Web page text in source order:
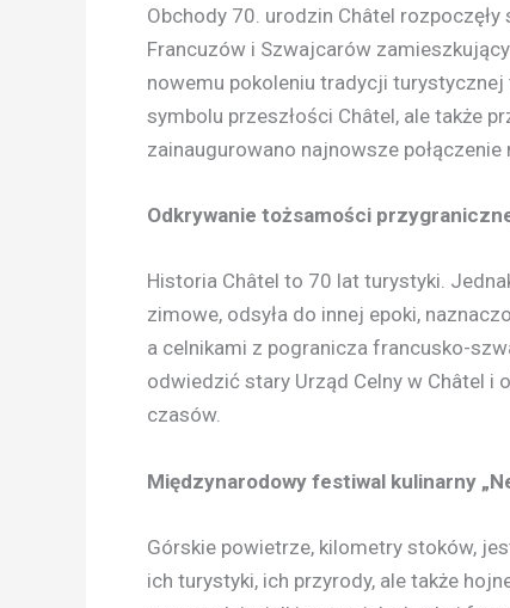
Obchody 70. urodzin Châtel
Francuzów i Szwajcarów
nowemu pokoleniu tradycji
symbolu przeszłości Châtel, ale także
zainaugurowano najnowsze
Odkrywanie tożsamości
Historia Châtel to 70 lat turystyki.
zimowe, odsyła do innej epoki,
a celnikami z pogranicza francusko-
odwiedzić stary Urząd Celny w Châtel
czasów.
Międzynarodowy festiwal kulinarny
Górskie powietrze, kilometry stoków,
ich turystyki, ich przyrody, ale także